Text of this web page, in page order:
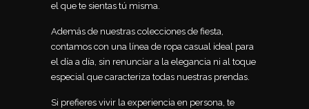
el que te sientas tú misma.
Además de nuestras colecciones de fiesta,
contamos con una línea de ropa casual ideal para
el día a día, sin renunciar a la elegancia ni al toque
especial que caracteriza todas nuestras prendas.
Si prefieres vivir la experiencia en persona, te